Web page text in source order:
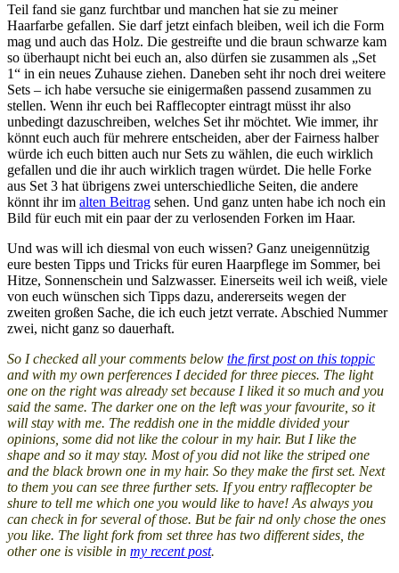
Teil fand sie ganz furchtbar und manchen hat sie zu meiner
Haarfarbe gefallen. Sie darf jetzt einfach bleiben, weil ich die Form
mag und auch das Holz. Die gestreifte und die braun schwarze kam
so überhaupt nicht bei euch an, also dürfen sie zusammen als „Set
1“ in ein neues Zuhause ziehen. Daneben seht ihr noch drei weitere
Sets – ich habe versuche sie einigermaßen passend zusammen zu
stellen. Wenn ihr euch bei Rafflecopter eintragt müsst ihr also
unbedingt dazuschreiben, welches Set ihr möchtet. Wie immer, ihr
könnt euch auch für mehrere entscheiden, aber der Fairness halber
würde ich euch bitten auch nur Sets zu wählen, die euch wirklich
gefallen und die ihr auch wirklich tragen würdet. Die helle Forke
aus Set 3 hat übrigens zwei unterschiedliche Seiten, die andere
könnt ihr im alten Beitrag sehen. Und ganz unten habe ich noch ein
Bild für euch mit ein paar der zu verlosenden Forken im Haar.
Und was will ich diesmal von euch wissen? Ganz uneigennützig
eure besten Tipps und Tricks für euren Haarpflege im Sommer, bei
Hitze, Sonnenschein und Salzwasser. Einerseits weil ich weiß, viele
von euch wünschen sich Tipps dazu, andererseits wegen der
zweiten großen Sache, die ich euch jetzt verrate. Abschied Nummer
zwei, nicht ganz so dauerhaft.
So I checked all your comments below the first post on this toppic
and with my own perferences I decided for three pieces. The light
one on the right was already set because I liked it so much and you
said the same. The darker one on the left was your favourite, so it
will stay with me. The reddish one in the middle divided your
opinions, some did not like the colour in my hair. But I like the
shape and so it may stay. Most of you did not like the striped one
and the black brown one in my hair. So they make the first set. Next
to them you can see three further sets. If you entry rafflecopter be
shure to tell me which one you would like to have! As always you
can check in for several of those. But be fair nd only chose the ones
you like. The light fork from set three has two different sides, the
other one is visible in my recent post.